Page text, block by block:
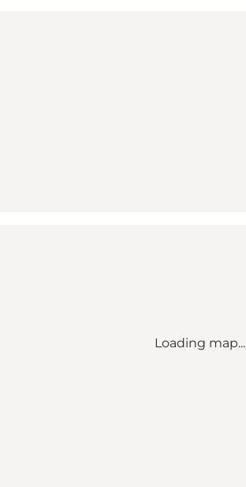
Loading map...